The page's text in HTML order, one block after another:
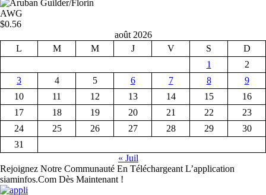
AWG
$0.56
août 2026
L
M M J V S
D
1
2
3
4 5 6 7 8
9
10
11 12 13 14 15
16
17
18 19 20 21 22
23
24
25 26 27 28 29
30
31
« Juil
Rejoignez Notre Communauté En Téléchargeant L’application
siaminfos.Com Dès Maintenant !